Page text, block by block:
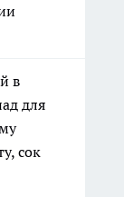
в
для
сок